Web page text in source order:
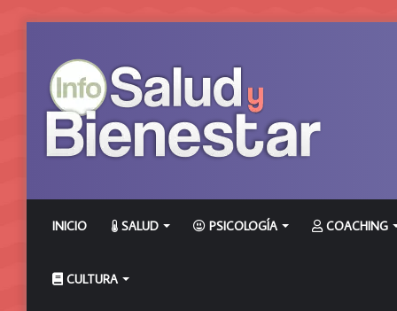
INICIO SALUD PSICOLOGÍA COACHING
CULTURA